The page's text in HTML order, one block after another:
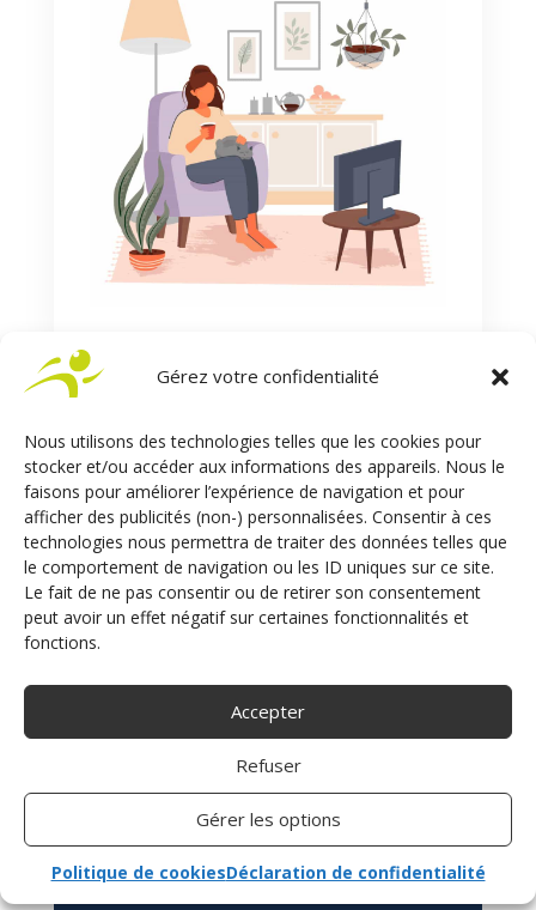
Gérez votre confidentialité
Nous utilisons des technologies telles que les cookies pour
stocker et/ou accéder aux informations des appareils. Nous le
faisons pour améliorer l’expérience de navigation et pour
afficher des publicités (non-) personnalisées. Consentir à ces
technologies nous permettra de traiter des données telles que
le comportement de navigation ou les ID uniques sur ce site.
Le fait de ne pas consentir ou de retirer son consentement
peut avoir un effet négatif sur certaines fonctionnalités et
fonctions.
Accepter
Refuser
Gérer les options
Politique de cookiesDéclaration de confidentialité
Daphnée
À 20 ans, Daphnée, ou plus exactement sa
voiture, glisse sur une plaque de verglas.
N’abandonnant ni son optimisme, ni son goût de
l’écriture, elle crée le blog 1parenthèse2vies.
blanc Handiconduite son parcours, son
expérience de conductrice handi et son regard
sur la conduite adaptée. Sur le Sojadis Blog, elle
livre chaque mois un billet d’humeur et un article,
avec toujours la même conviction : « faire ce
dont nous sommes capables pour ce qui nous
tient à cœur est aussi ce qui nous rend plus…
vivants ! »